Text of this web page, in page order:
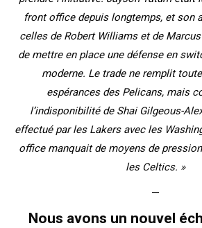
front office depuis longtemps, et son
celles de Robert Williams et de
de mettre en place une défense en
moderne. Le trade ne remplit
espérances des Pelicans, mais
l’indisponibilité de Shai Gilgeous-
effectué par les Lakers avec les
office manquait de moyens de
les Celtics. »
—
Nous avons un nouvel